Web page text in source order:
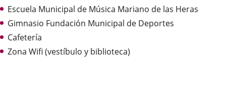
Escuela Municipal de Música Mariano de las Heras
Gimnasio Fundación Municipal de Deportes
Cafetería
Zona Wifi (vestíbulo y biblioteca)